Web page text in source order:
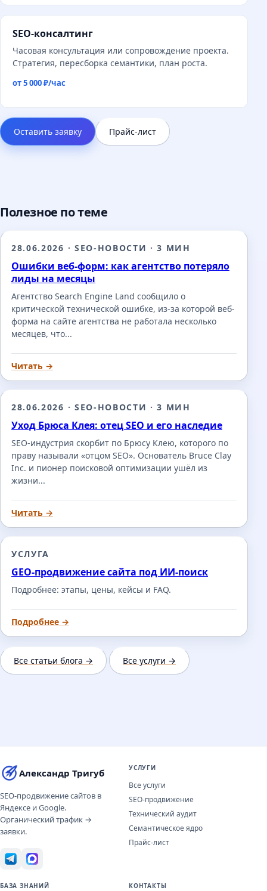
SEO-консалтинг
Часовая консультация или сопровождение проекта.
Стратегия, пересборка семантики, план роста.
от 5 000 ₽/час
Оставить заявку Прайс-лист
Полезное по теме
28.06.2026 · SEO-НОВОСТИ · 3 МИН
Ошибки веб-форм: как агентство потеряло
лиды на месяцы
Агентство Search Engine Land сообщило о
критической технической ошибке, из-за которой веб-
форма на сайте агентства не работала несколько
месяцев, что...
Читать →
28.06.2026 · SEO-НОВОСТИ · 3 МИН
Уход Брюса Клея: отец SEO и его наследие
SEO-индустрия скорбит по Брюсу Клею, которого по
праву называли «отцом SEO». Основатель Bruce Clay
Inc. и пионер поисковой оптимизации ушёл из
жизни...
Читать →
УСЛУГА
GEO-продвижение сайта под ИИ-поиск
Подробнее: этапы, цены, кейсы и FAQ.
Подробнее →
Все статьи блога → Все услуги →
Александр Тригуб
SEO-продвижение сайтов в
Яндексе и Google.
Органический трафик →
заявки.
УСЛУГИ
Все услуги
SEO-продвижение
Технический аудит
Семантическое ядро
Прайс-лист
БАЗА ЗНАНИЙ КОНТАКТЫ